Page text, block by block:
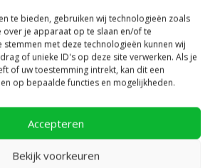
te bieden, gebruiken wij technologieën zoals
je apparaat op te slaan en/of te
met deze technologieën kunnen wij
of unieke ID's op deze site verwerken. Als je
of uw toestemming intrekt, kan dit een
op bepaalde functies en mogelijkheden.
Accepteren
Bekijk voorkeuren
in ons 2.500 m² experience centre,
Hier ontdek je de nieuwste
zie je materialen in het echt en krijg
specialistisch advies van ons team.
en de ideeën stromen vanzelf